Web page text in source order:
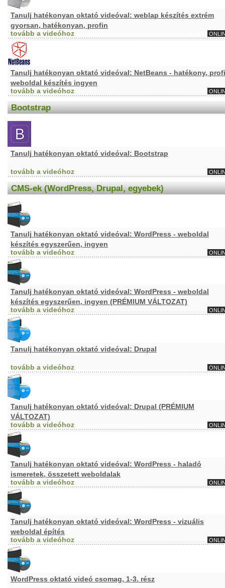
Tanulj hatékonyan oktató videóval: weblap készítés extrém
gyorsan, hatékonyan, profin
tovább a videóhoz
Tanulj hatékonyan oktató videóval: NetBeans - hatékony, profi
weboldal készítés ingyen
tovább a videóhoz
Bootstrap
Tanulj hatékonyan oktató videóval: Bootstrap
tovább a videóhoz
CMS-ek (WordPress, Drupal, egyebek)
Tanulj hatékonyan oktató videóval: WordPress - weboldal
készítés egyszerűen, ingyen
tovább a videóhoz
Tanulj hatékonyan oktató videóval: WordPress - weboldal
készítés egyszerűen, ingyen (PRÉMIUM VÁLTOZAT)
tovább a videóhoz
Tanulj hatékonyan oktató videóval: Drupal
tovább a videóhoz
Tanulj hatékonyan oktató videóval: Drupal (PRÉMIUM
VÁLTOZAT)
tovább a videóhoz
Tanulj hatékonyan oktató videóval: WordPress - haladó
ismeretek, összetett weboldalak
tovább a videóhoz
Tanulj hatékonyan oktató videóval: WordPress - vizuális
weboldal építés
tovább a videóhoz
WordPress oktató videó csomag, 1-3. rész